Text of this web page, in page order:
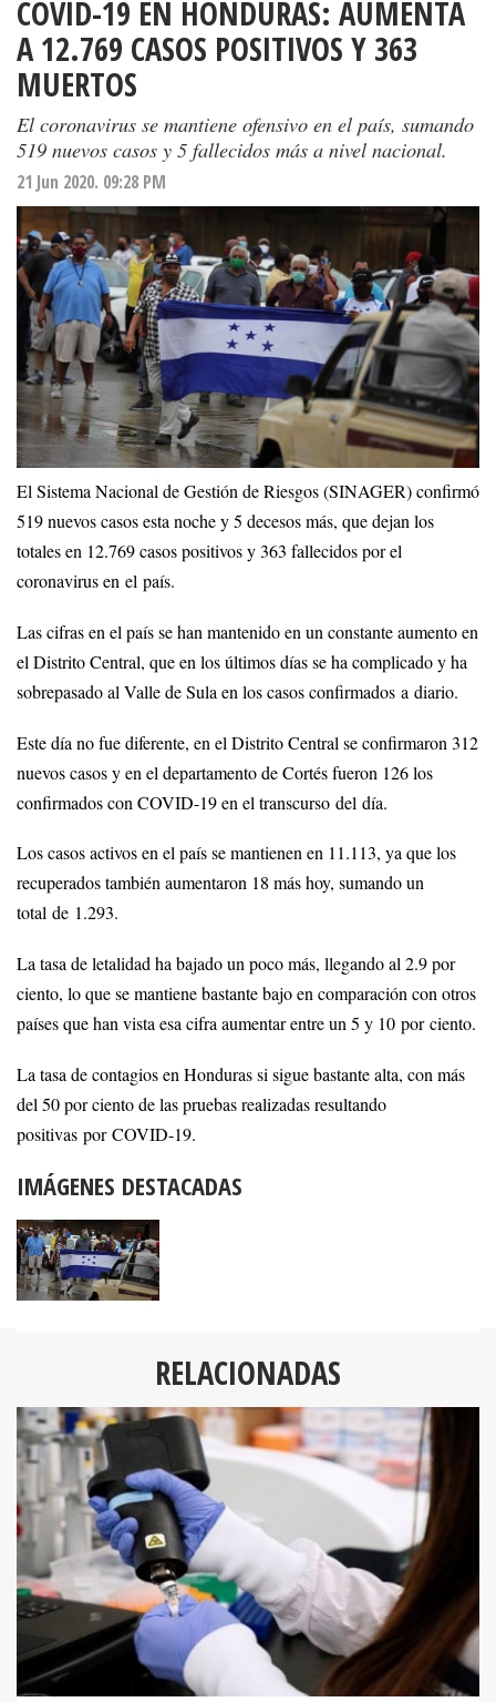
COVID-19 EN HONDURAS: AUMENTA
A 12.769 CASOS POSITIVOS Y 363
MUERTOS
El coronavirus se mantiene ofensivo en el país, sumando
519 nuevos casos y 5 fallecidos más a nivel nacional.
21 Jun 2020. 09:28 PM
El Sistema Nacional de Gestión de Riesgos (SINAGER) confirmó
519 nuevos casos esta noche y 5 decesos más, que dejan los
totales en 12.769 casos positivos y 363 fallecidos por el
coronavirus en el país.
Las cifras en el país se han mantenido en un constante aumento en
el Distrito Central, que en los últimos días se ha complicado y ha
sobrepasado al Valle de Sula en los casos confirmados a diario.
Este día no fue diferente, en el Distrito Central se confirmaron 312
nuevos casos y en el departamento de Cortés fueron 126 los
confirmados con COVID-19 en el transcurso del día.
Los casos activos en el país se mantienen en 11.113, ya que los
recuperados también aumentaron 18 más hoy, sumando un
total de 1.293.
La tasa de letalidad ha bajado un poco más, llegando al 2.9 por
ciento, lo que se mantiene bastante bajo en comparación con otros
países que han vista esa cifra aumentar entre un 5 y 10 por ciento.
La tasa de contagios en Honduras si sigue bastante alta, con más
del 50 por ciento de las pruebas realizadas resultando
positivas por COVID-19.
IMÁGENES DESTACADAS
RELACIONADAS